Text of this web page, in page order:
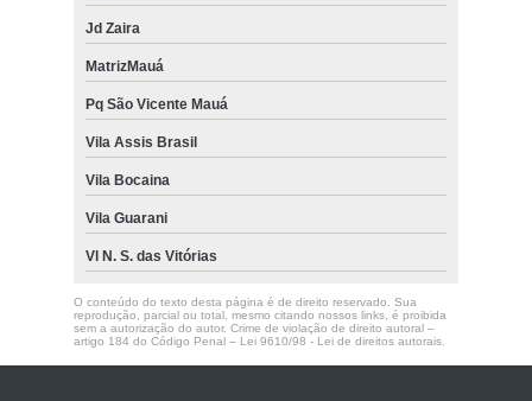
Jd Zaira
MatrizMauá
Pq São Vicente Mauá
Vila Assis Brasil
Vila Bocaina
Vila Guarani
Vl N. S. das Vitórias
O conteúdo do texto desta página é de direito reservado. Sua
reprodução, parcial ou total, mesmo citando nossos links, é proibida
sem a autorização do autor. Crime de violação de direito autoral –
artigo 184 do Código Penal – Lei 9610/98 - Lei de direitos autorais.